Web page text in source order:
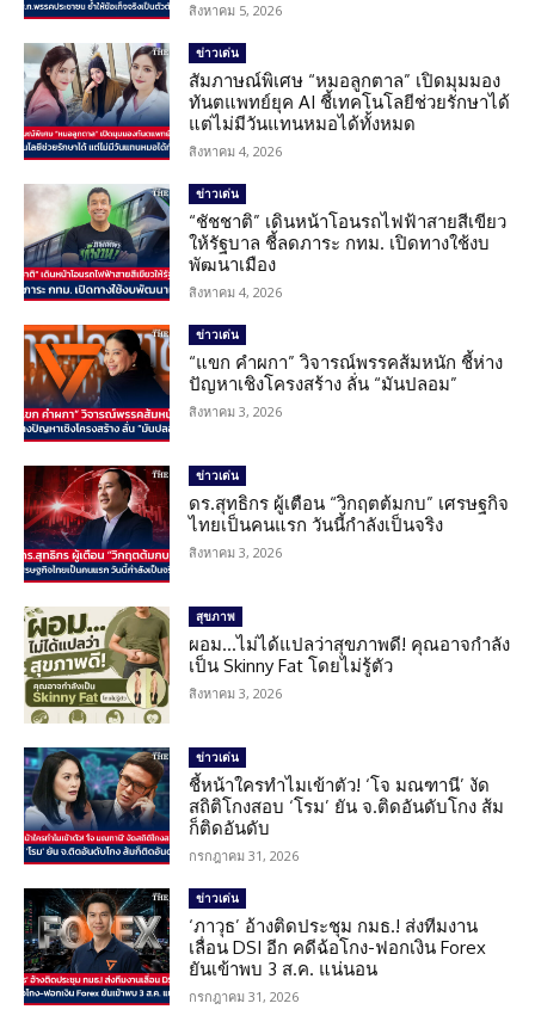
สิงหาคม 5, 2026
ข่าวเด่น
สัมภาษณ์พิเศษ “หมอลูกตาล” เปิดมุมมอง
ทันตแพทย์ยุค AI ชี้เทคโนโลยีช่วยรักษาได้
แต่ไม่มีวันแทนหมอได้ทั้งหมด
สิงหาคม 4, 2026
ข่าวเด่น
“ชัชชาติ” เดินหน้าโอนรถไฟฟ้าสายสีเขียว
ให้รัฐบาล ชี้ลดภาระ กทม. เปิดทางใช้งบ
พัฒนาเมือง
สิงหาคม 4, 2026
ข่าวเด่น
“แขก คำผกา” วิจารณ์พรรคส้มหนัก ชี้ห่าง
ปัญหาเชิงโครงสร้าง ลั่น “มันปลอม”
สิงหาคม 3, 2026
ข่าวเด่น
ดร.สุทธิกร ผู้เตือน “วิกฤตต้มกบ” เศรษฐกิจ
ไทยเป็นคนแรก วันนี้กำลังเป็นจริง
สิงหาคม 3, 2026
สุขภาพ
ผอม…ไม่ได้แปลว่าสุขภาพดี! คุณอาจกำลัง
เป็น Skinny Fat โดยไม่รู้ตัว
สิงหาคม 3, 2026
ข่าวเด่น
ชี้หน้าใครทำไมเข้าตัว! ‘โจ มณฑานี’ งัด
สถิติโกงสอบ ‘โรม’ ยัน จ.ติดอันดับโกง ส้ม
ก็ติดอันดับ
กรกฎาคม 31, 2026
ข่าวเด่น
‘ภาวุธ’ อ้างติดประชุม กมธ.! ส่งทีมงาน
เลื่อน DSI อีก คดีฉ้อโกง-ฟอกเงิน Forex
ยันเข้าพบ 3 ส.ค. แน่นอน
กรกฎาคม 31, 2026